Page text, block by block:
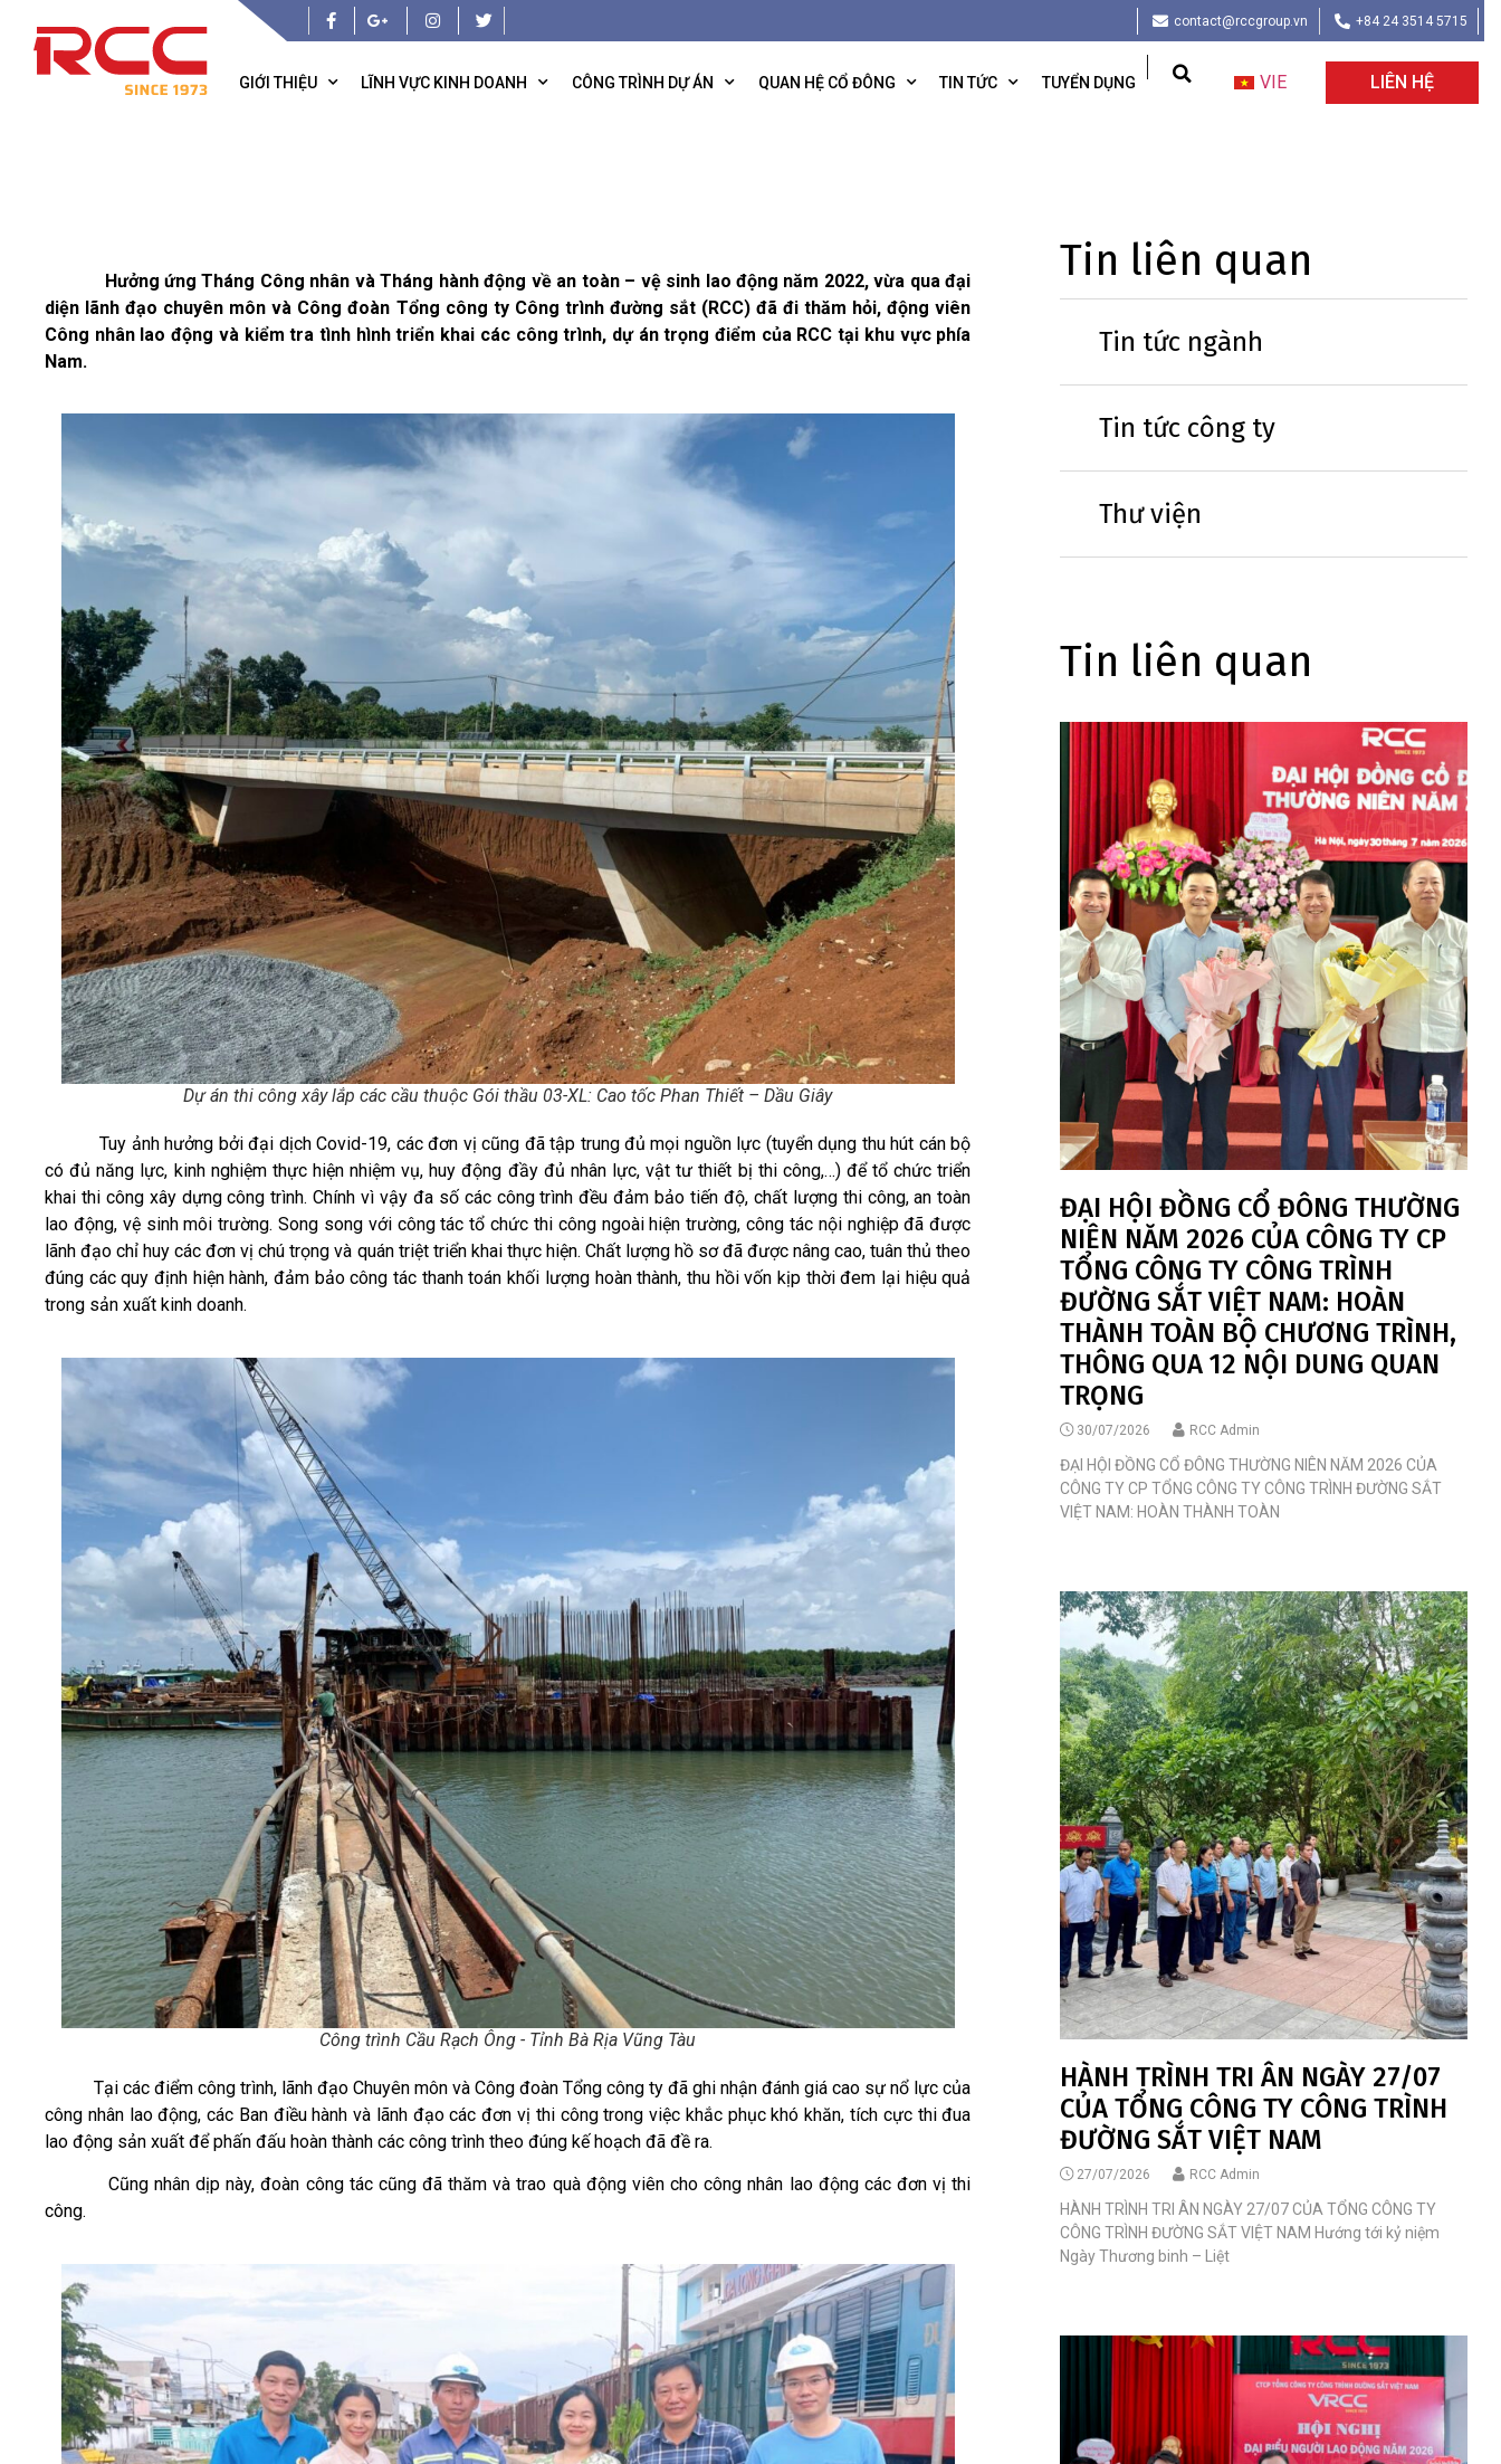
contact@rccgroup.vn +84 24 3514 5715
GIỚI THIỆU LĨNH VỰC KINH DOANH CÔNG TRÌNH DỰ ÁN QUAN HỆ CỔ ĐÔNG TIN TỨC TUYỂN DỤNG VIE LIÊN HỆ
Hưởng ứng Tháng Công nhân và Tháng hành động về an toàn – vệ sinh lao động năm 2022, vừa qua đại
diện lãnh đạo chuyên môn và Công đoàn Tổng công ty Công trình đường sắt (RCC) đã đi thăm hỏi, động viên
Công nhân lao động và kiểm tra tình hình triển khai các công trình, dự án trọng điểm của RCC tại khu vực phía
Nam.
Dự án thi công xây lắp các cầu thuộc Gói thầu 03-XL: Cao tốc Phan Thiết – Dầu Giây
Tuy ảnh hưởng bởi đại dịch Covid-19, các đơn vị cũng đã tập trung đủ mọi nguồn lực (tuyển dụng thu hút cán bộ
có đủ năng lực, kinh nghiệm thực hiện nhiệm vụ, huy động đầy đủ nhân lực, vật tư thiết bị thi công,…) để tổ chức triển
khai thi công xây dựng công trình. Chính vì vậy đa số các công trình đều đảm bảo tiến độ, chất lượng thi công, an toàn
lao động, vệ sinh môi trường. Song song với công tác tổ chức thi công ngoài hiện trường, công tác nội nghiệp đã được
lãnh đạo chỉ huy các đơn vị chú trọng và quán triệt triển khai thực hiện. Chất lượng hồ sơ đã được nâng cao, tuân thủ theo
đúng các quy định hiện hành, đảm bảo công tác thanh toán khối lượng hoàn thành, thu hồi vốn kịp thời đem lại hiệu quả
trong sản xuất kinh doanh.
Công trình Cầu Rạch Ông - Tỉnh Bà Rịa Vũng Tàu
Tại các điểm công trình, lãnh đạo Chuyên môn và Công đoàn Tổng công ty đã ghi nhận đánh giá cao sự nổ lực của
công nhân lao động, các Ban điều hành và lãnh đạo các đơn vị thi công trong việc khắc phục khó khăn, tích cực thi đua
lao động sản xuất để phấn đấu hoàn thành các công trình theo đúng kế hoạch đã đề ra.
Cũng nhân dịp này, đoàn công tác cũng đã thăm và trao quà động viên cho công nhân lao động các đơn vị thi
công.
Tin liên quan
Tin tức ngành
Tin tức công ty
Thư viện
Tin liên quan
ĐẠI HỘI ĐỒNG CỔ ĐÔNG THƯỜNG
NIÊN NĂM 2026 CỦA CÔNG TY CP
TỔNG CÔNG TY CÔNG TRÌNH
ĐƯỜNG SẮT VIỆT NAM: HOÀN
THÀNH TOÀN BỘ CHƯƠNG TRÌNH,
THÔNG QUA 12 NỘI DUNG QUAN
TRỌNG
RCC Admin
30/07/2026
ĐẠI HỘI ĐỒNG CỔ ĐÔNG THƯỜNG NIÊN NĂM 2026 CỦA
CÔNG TY CP TỔNG CÔNG TY CÔNG TRÌNH ĐƯỜNG SẮT
VIỆT NAM: HOÀN THÀNH TOÀN
HÀNH TRÌNH TRI ÂN NGÀY 27/07
CỦA TỔNG CÔNG TY CÔNG TRÌNH
ĐƯỜNG SẮT VIỆT NAM
RCC Admin
27/07/2026
HÀNH TRÌNH TRI ÂN NGÀY 27/07 CỦA TỔNG CÔNG TY
CÔNG TRÌNH ĐƯỜNG SẮT VIỆT NAM Hướng tới kỷ niệm
Ngày Thương binh – Liệt